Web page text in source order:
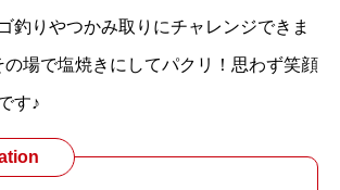
釣りやつかみ取りにチャレンジできま
の場で塩焼きにしてパクリ！思わず笑顔
す♪